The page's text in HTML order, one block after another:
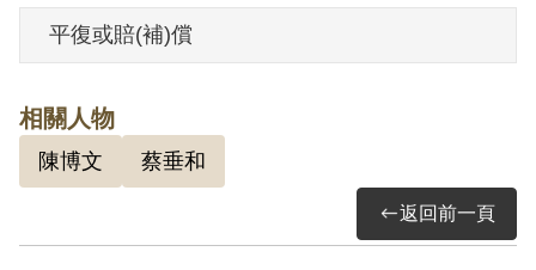
1981年3月18日刑滿開釋。
2003年10月經第3屆第11次董監事會審核
通過予以補償。補償理由為原判決認其觸
犯多眾集合暴行脅迫附和隨行罪，係以其
及共同被告陳家三之自白為據。惟其於審
平復或賠(補)償
相關人物
陳博文 蔡垂和
返回前一頁